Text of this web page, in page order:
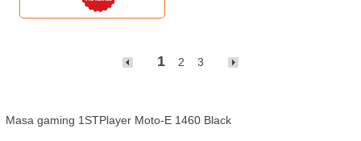
1 2 3
Masa gaming 1STPlayer Moto-E 1460 Black